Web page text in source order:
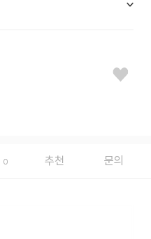
0 추천 문의